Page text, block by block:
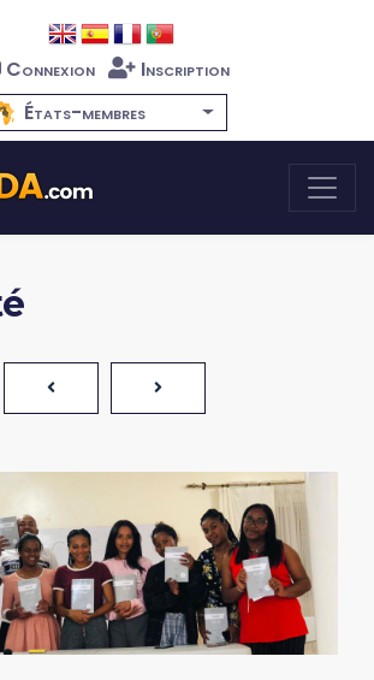
Connexion
Inscription
États-membres